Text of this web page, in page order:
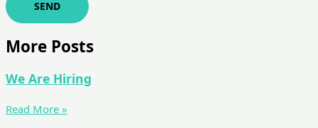
SEND
More Posts
We Are Hiring
Read More »